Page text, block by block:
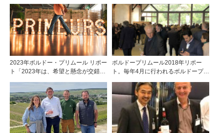
2023年ボルドー・プリムール リポー
ト「2023年は、希望と懸念が交錯す
ボルドープリムール2018年リポー
ト。毎年4月に行われるボルドープリ